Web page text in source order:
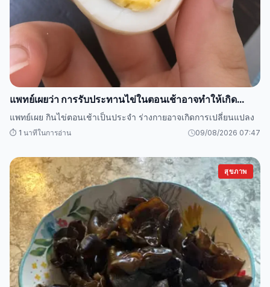
แพทย์เผยว่า การรับประทานไข่ในตอนเช้าอาจทำให้เกิด...
แพทย์เผย กินไข่ตอนเช้าเป็นประจำ ร่างกายอาจเกิดการเปลี่ยนแปลง
⏱️ 1 นาทีในการอ่าน 09/08/2026 07:47
สุขภาพ